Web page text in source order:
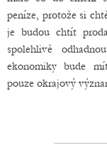
peníze, protože si
je budou chtít
spolehlivě
ekonomiky bude
pouze okrajový